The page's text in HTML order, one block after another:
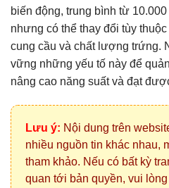
biến động, trung bình từ
nhưng có thể thay đổi tùy
cung cầu và chất lượng trứng.
vững những yếu tố này để
nâng cao năng suất và đạt
Lưu ý: Nội dung trên
nhiều nguồn tin khác nhau,
tham khảo. Nếu có bất kỳ
quan tới bản quyền, vui